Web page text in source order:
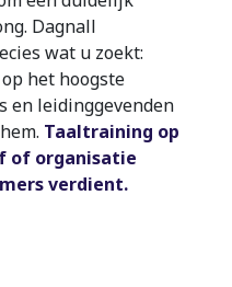
Dagnall
wat u zoekt:
het hoogste
en leidinggevenden
Taaltraining op
of organisatie
verdient.